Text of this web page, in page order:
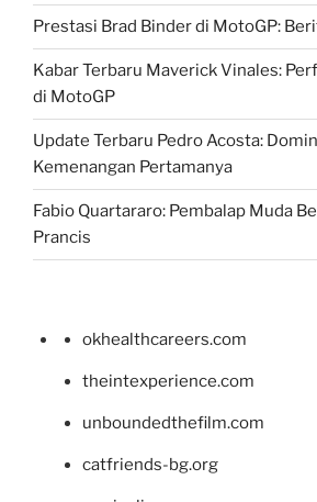
Prestasi Brad Binder di MotoGP:
Kabar Terbaru Maverick Vinales:
di MotoGP
Update Terbaru Pedro Acosta:
Kemenangan Pertamanya
Fabio Quartararo: Pembalap Muda
Prancis
okhealthcareers.com
theintexperience.com
unboundedthefilm.com
catfriends-bg.org